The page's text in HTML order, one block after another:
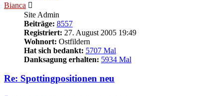
Bianca
Site Admin
Beiträge: 8557
Registriert: 27. August 2005 19:49
Wohnort: Ostfildern
Hat sich bedankt: 5707 Mal
Danksagung erhalten: 5934 Mal
Re: Spottingpositionen neu